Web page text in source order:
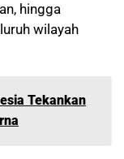
hingga
wilayah
Tekankan